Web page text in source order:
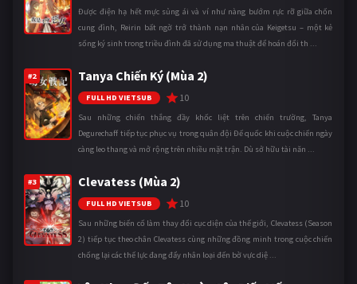
Được điện hạ hết mực sủng ái và ví như nàng bướm rực rỡ giữa chốn
cung đình, Reirin bất ngờ trở thành nạn nhân của Keigetsu – một kẻ
sống ký sinh trong triều đình đã sử dụng ma thuật để hoán đổi th ...
#2 Tanya Chiến Ký (Mùa 2)
FULL HD VIETSUB 10
Sau những chiến thắng đầy khốc liệt trên chiến trường, Tanya
Degurechaff tiếp tục phục vụ trong quân đội Đế quốc khi cuộc chiến ngày
càng leo thang và mở rộng trên nhiều mặt trận. Dù sở hữu tài năn ...
#3 Clevatess (Mùa 2)
FULL HD VIETSUB 10
Sau những biến cố làm thay đổi cục diện của thế giới, Clevatess (Season
2) tiếp tục theo chân Clevatess cùng những đồng minh trong cuộc chiến
chống lại các thế lực đang đẩy nhân loại đến bờ vực diệ ...